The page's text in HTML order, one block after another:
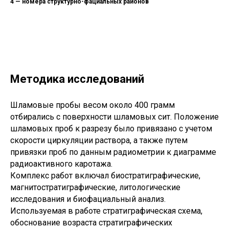
Методика исследований
Шламовые пробы весом около 400 грамм
отбирались с поверхности шламовых сит. Положение
шламовых проб к разрезу было привязано с учетом
скорости циркуляции раствора, а также путем
привязки проб по данным радиометрии к диаграмме
радиоактивного каротажа.
Комплекс работ включал биостратиграфические,
магнитостратиграфические, литологические
исследования и биофациальный анализ.
Используемая в работе стратиграфическая схема,
обоснование возраста стратиграфических